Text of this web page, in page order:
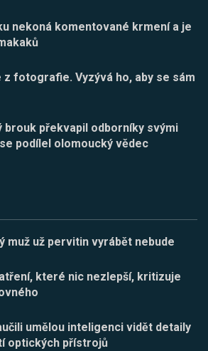
nekoná komentované krmení a je
z fotografie. Vyzývá ho, aby se sám
brouk překvapil odborníky svými
podílel olomoucký vědec
muž už pervitin vyrábět nebude
které nic nezlepší, kritizuje
umělou inteligenci vidět detaily
optických přístrojů